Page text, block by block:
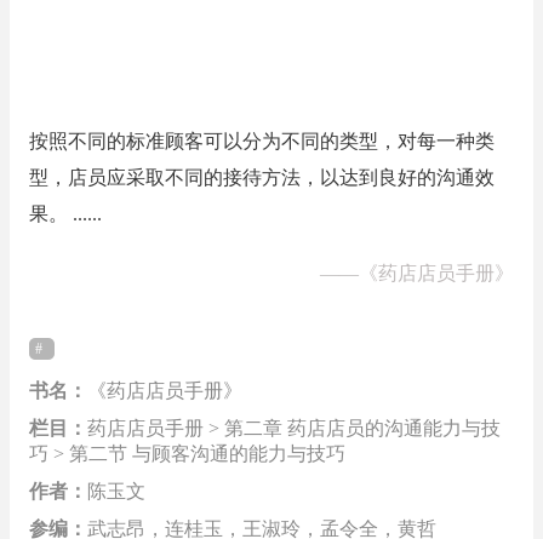
按照不同的标准顾客可以分为不同的类型，对每一种类
型，店员应采取不同的接待方法，以达到良好的沟通效
果。 ......
—— 《药店店员手册》
书名：
《药店店员手册》
栏目： 药店店员手册 > 第二章 药店店员的沟通能力与技
巧 > 第二节 与顾客沟通的能力与技巧
作者： 陈玉文
参编： 武志昂，连桂玉，王淑玲，孟令全，黄哲